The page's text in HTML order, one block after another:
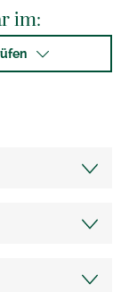
im: